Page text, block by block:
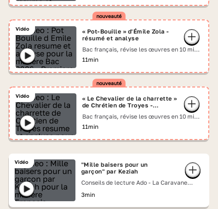
Vidéo
« Pot-Bouille » d'Émile Zola -
résumé et analyse
Bac français, révise les œuvres en 10 min
chrono !
11min
Vidéo
« Le Chevalier de la charrette »
de Chrétien de Troyes -
Bac français, révise les œuvres en 10 min
chrono !
11min
Vidéo
"Mille baisers pour un
garçon" par Keziah
Conseils de lecture Ado - La Caravane
3min